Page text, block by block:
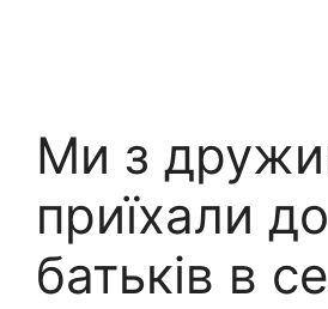
Ми з
приїхали до
батьків в